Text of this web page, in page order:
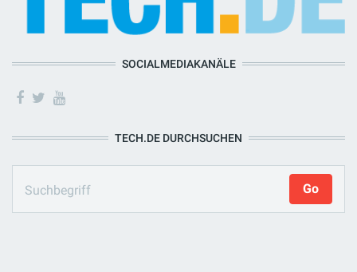
SOCIALMEDIAKANÄLE
TECH.DE DURCHSUCHEN